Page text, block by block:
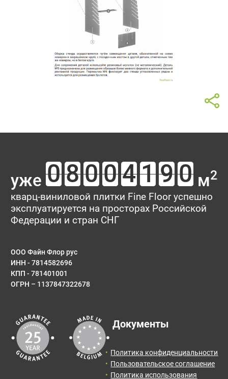
уже м2
кварц-виниловой плитки Fine Floor успешно
эксплуатируется на просторах Российской
Федерации и стран СНГ
ООО Файн Флор рус
ИНН - 7814582696
КПП - 781401001
ОГРН – 1137847322678
Документы
Политика конфиденциальности
Пользовательское соглашение
Политика использования